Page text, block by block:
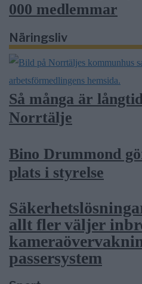
000 medlemmar
Näringsliv
Så många är
Norrtälje
Bino Drummond
plats i styrelse
allt fler väljer
passersystem